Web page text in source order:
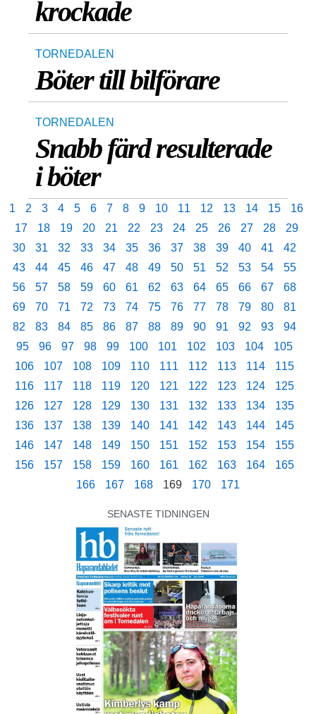
krockade
TORNEDALEN
Böter till bilförare
TORNEDALEN
Snabb färd resulterade
i böter
1 2 3 4 5 6 7 8 9 10 11 12 13 14 15
16
17
18 19 20 21 22 23 24 25 26 27 28
29
30
31 32 33 34 35 36 37 38 39 40 41
42
43
44 45 46 47 48 49 50 51 52 53 54
55
56
57 58 59 60 61 62 63 64 65 66 67
68
69
70 71 72 73 74 75 76 77 78 79 80
81
82
83 84 85 86 87 88 89 90 91 92 93
94
95
96 97 98 99 100 101 102 103 104
105
106
107 108 109 110 111 112 113 114
115
116
117 118 119 120 121 122 123 124
125
126
127 128 129 130 131 132 133 134
135
136
137 138 139 140 141 142 143 144
145
146
147 148 149 150 151 152 153 154
155
156
157 158 159 160 161 162 163 164
165
166
167 168 169 170 171
SENASTE TIDNINGEN